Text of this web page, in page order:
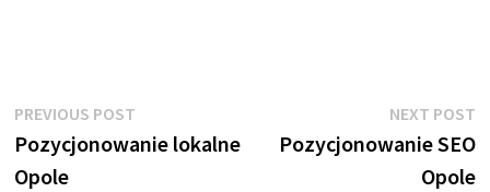
Nawigacja
wpisu
PREVIOUS POSTPrevious
post:
Pozycjonowanie lokalne
Opole
NEXT POST
Pozycjonowanie SEO
Opole